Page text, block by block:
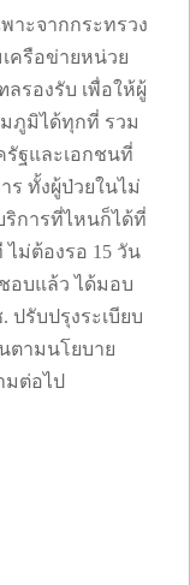
าะจากกระทรวง
ครือข่ายหน่วย
รองรับ เพื่อให้ผู้
ภูมิได้ทุกที่ รวม
ฐและเอกชนที่
ร ทั้งผู้ป่วยในไม่
ริการที่ไหนก็ได้ที่
ม่ต้องรอ 15 วัน
อบแล้ว ได้มอบ
รับปรุงระเบียบ
ตามนโยบาย
มต่อไป